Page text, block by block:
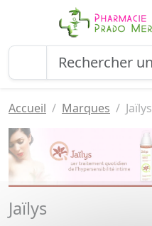
Accueil Marques Jaïlys
Jaïlys